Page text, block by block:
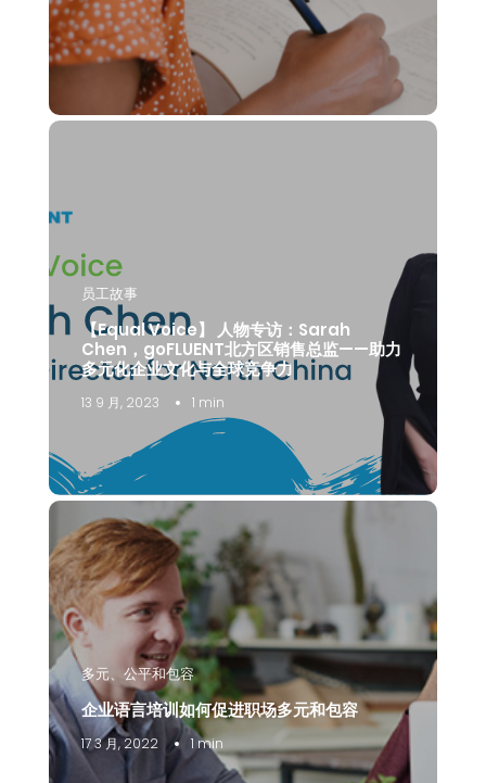
员工故事
【Equal Voice】 人物专访：Sarah
Chen，goFLUENT北方区销售总监——助力
多元化企业文化与全球竞争力
13 9 月, 2023 1 min
多元、公平和包容
企业语言培训如何促进职场多元和包容
17 3 月, 2022 1 min